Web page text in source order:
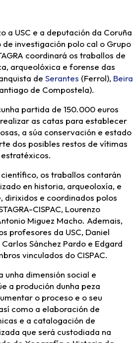
a USC e a deputación da Coruña
de investigación polo cal o Grupo
coordinará os traballos de
arqueolóxica e forense das
de Serantes (Ferrol), Beira
de Compostela).
partida de 150.000 euros
as catas para establecer
a súa conservación e estado
dos posibles restos de vítimas
os traballos contarán
en historia, arqueoloxía, e
dirixidos e coordinados polos
CISPAC, Lourenzo
Miguez Macho. Ademais,
profesores da USC, Daniel
Sánchez Pardo e Edgard
vinculados do CISPAC.
unha dimensión social e
a produción dunha peza
o proceso e o seu
como a elaboración de
e a catalogación de
que será custodiada na